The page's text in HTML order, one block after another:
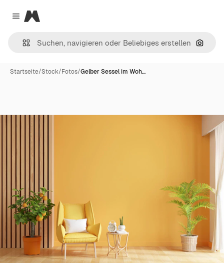
Close menu
Magnific
Nach
Startseite/Stock/Fotos/Gelber Sessel im Woh…